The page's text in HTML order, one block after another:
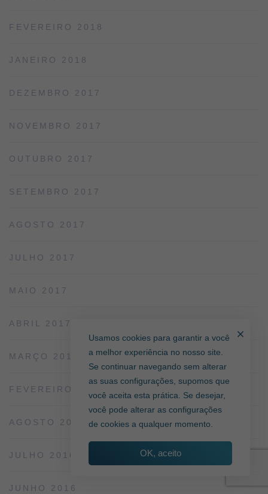
FEVEREIRO 2018
JANEIRO 2018
DEZEMBRO 2017
NOVEMBRO 2017
OUTUBRO 2017
SETEMBRO 2017
AGOSTO 2017
JULHO 2017
MAIO 2017
ABRIL 2017
MARÇO 2017
FEVEREIRO 2017
AGOSTO 2016
JULHO 2016
JUNHO 2016
Usamos cookies para garantir a você
a melhor experiência no nosso site.
Se continuar navegando sem alterar
as suas configurações, supomos que
você aceita esta prática. Se desejar,
você pode alterar as configurações
de cookies a qualquer momento.
OK, aceito